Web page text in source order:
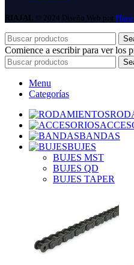
RIAJAL © 2024 Diseño Web por
Comience a escribir para ver los
Menu
Categorías
BANDAS
BUJES
BUJES MST
BUJES QD
BUJES TAPER